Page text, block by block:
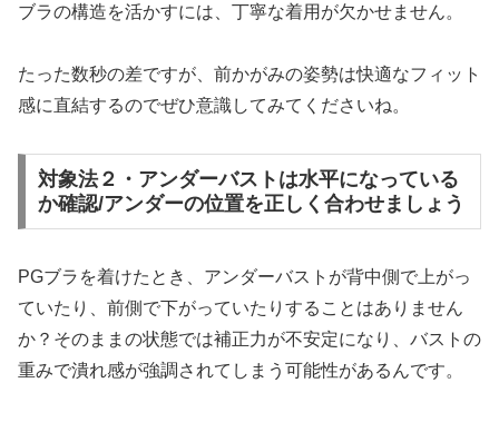
ブラの構造を活かすには、丁寧な着用が欠かせません。
たった数秒の差ですが、前かがみの姿勢は快適なフィット
感に直結するのでぜひ意識してみてくださいね。
対象法２・アンダーバストは水平になっている
か確認/アンダーの位置を正しく合わせましょう
PGブラを着けたとき、アンダーバストが背中側で上がっ
ていたり、前側で下がっていたりすることはありません
か？そのままの状態では補正力が不安定になり、バストの
重みで潰れ感が強調されてしまう可能性があるんです。